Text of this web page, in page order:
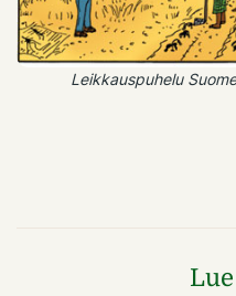
Leikkauspuhelu